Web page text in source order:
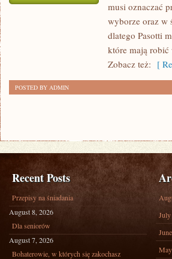
BIZNESOWE
musi oznaczać
wyborze oraz w
dlatego Pasotti
które mają robić
Zobacz też: [
POSTED BY ADMIN
Recent Posts
Przepisy na śniadania
August 8, 2026
Dla seniorów
August 7, 2026
Bohaterowie, w których się zakochasz